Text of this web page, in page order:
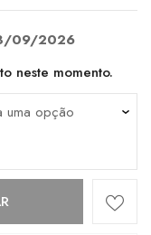
09/2026
neste momento.